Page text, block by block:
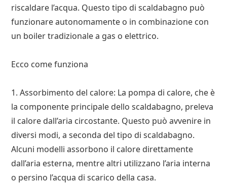
riscaldare l’acqua. Questo tipo di scaldabagno può
funzionare autonomamente o in combinazione con
un boiler tradizionale a gas o elettrico.
Ecco come funziona
1. Assorbimento del calore: La pompa di calore, che è
la componente principale dello scaldabagno, preleva
il calore dall’aria circostante. Questo può avvenire in
diversi modi, a seconda del tipo di scaldabagno.
Alcuni modelli assorbono il calore direttamente
dall’aria esterna, mentre altri utilizzano l’aria interna
o persino l’acqua di scarico della casa.